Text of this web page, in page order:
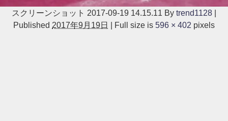
スクリーンショット 2017-09-19 14.15.11 By trend1128
Published 2017年9月19日 Full size is 596 × 402 pixels